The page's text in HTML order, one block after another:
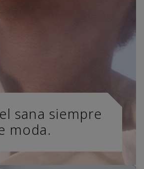
sana siempre
moda.